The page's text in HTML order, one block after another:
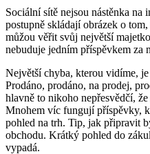
Sociální sítě nejsou nástěnka na
postupně skládají obrázek o
můžou věřit svůj největší
nebuduje jedním příspěvkem za
Největší chyba, kterou vidíme,
Prodáno, prodáno, na prodej,
hlavně to nikoho nepřesvědčí,
Mnohem víc fungují příspěvky,
pohled na trh. Tip, jak připravit
obchodu. Krátký pohled do
vypadá.